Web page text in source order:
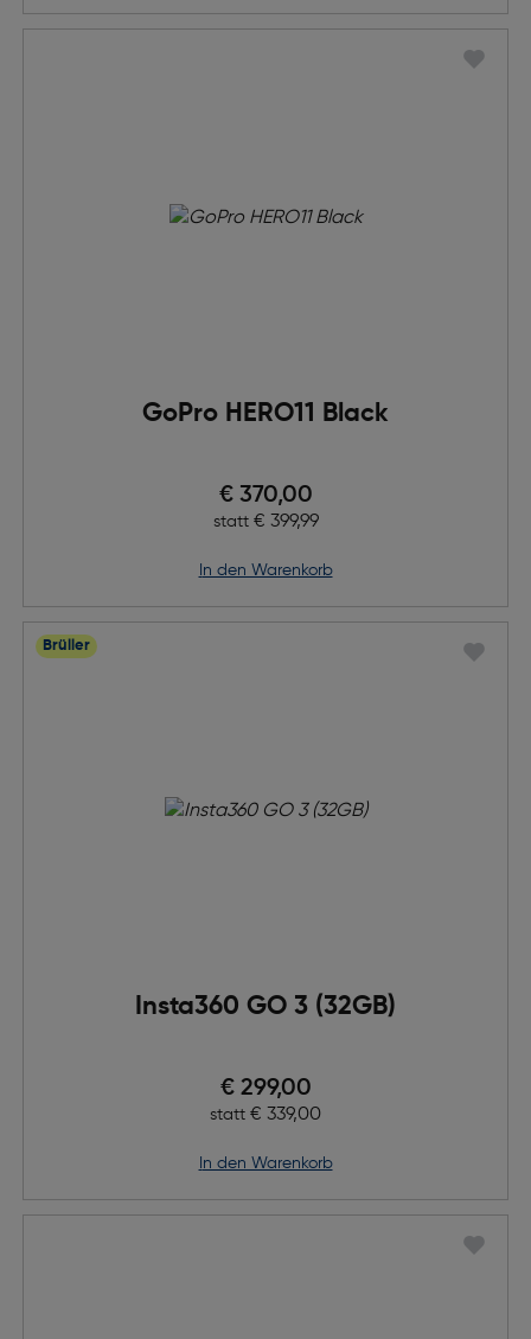
GoPro HERO11 Black
Preis nach Rabatts
€ 370,00
statt Ursprünglicher Preis
€ 399,99
in den Warenkorb
Insta360 GO 3 (32GB)
Preis nach Rabatts
€ 299,00
statt Ursprünglicher Preis
€ 339,00
in den Warenkorb
Brüller